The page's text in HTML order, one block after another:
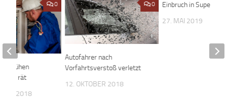
0
Autofahrer nach
Vorfahrtsverstoß verletzt
12. OKTOBER 2018
Einbruch in
27. MAI 2019
0
frühen
rät
2018